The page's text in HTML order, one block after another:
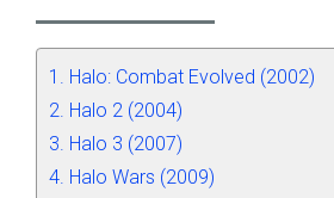
Halo: Combat Evolved (2002)
Halo 2 (2004)
Halo 3 (2007)
Halo Wars (2009)